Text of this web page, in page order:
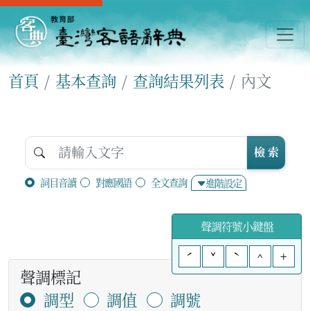
首頁 基本查詢 查詢結果列表 內文
詞目音讀 對應國語 全文查詢 進階設定
檢 索
聲調符號小鍵盤
ˊ
ˇ ˋ ^ +
聲調標記
調型
調值
調號